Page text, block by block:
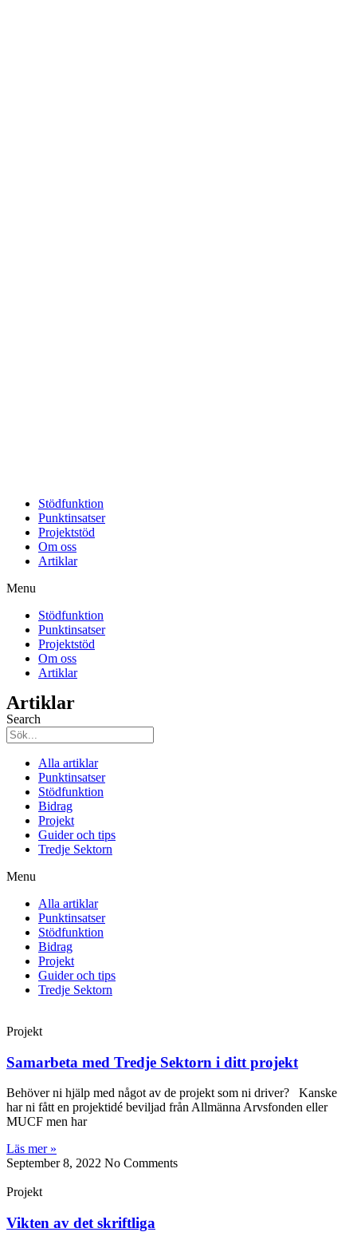
Stödfunktion
Punktinsatser
Projektstöd
Om oss
Artiklar
Menu
Stödfunktion
Punktinsatser
Projektstöd
Om oss
Artiklar
Artiklar
Search
Alla artiklar
Punktinsatser
Stödfunktion
Bidrag
Projekt
Guider och tips
Tredje Sektorn
Menu
Alla artiklar
Punktinsatser
Stödfunktion
Bidrag
Projekt
Guider och tips
Tredje Sektorn
Projekt
Samarbeta med Tredje Sektorn i ditt projekt
Behöver ni hjälp med något av de projekt som ni driver? Kanske
har ni fått en projektidé beviljad från Allmänna Arvsfonden eller
MUCF men har
Läs mer »
September 8, 2022 No Comments
Projekt
Vikten av det skriftliga